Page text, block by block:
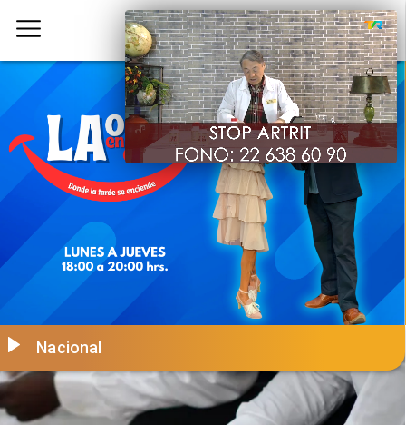
Nacional